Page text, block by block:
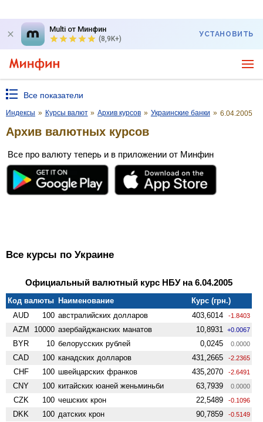
Multi от Минфин
(8,9K+)
УСТАНОВИТЬ
Все показатели
Индексы » Курсы валют » Архив курсов » Украинские банки » 6.04.2005
Архив валютных курсов
Все про валюту теперь и в приложении от Минфин
Все курсы по Украине
Официальный валютный курс НБУ на 6.04.2005
Код валюты Наименование
Курс (грн.)
AUD
100 австралийских долларов 403,6014 -1.8403
AZM 10000 азербайджанских манатов 10,8931 +0.0067
BYR 10 белорусских рублей 0,0245 0.0000
CAD 100 канадских долларов 431,2665 -2.2365
CHF 100 швейцарских франков 435,2070 -2.6491
CNY 100 китайских юаней женьминьби 63,7939 0.0000
CZK 100 чешских крон 22,5489 -0.1096
DKK 100 датских крон 90,7859 -0.5149